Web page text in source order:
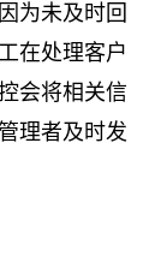
为未及时回
在处理客户
会将相关信
理者及时发